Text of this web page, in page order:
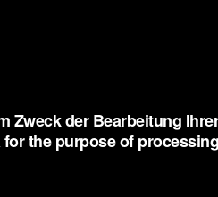
der Bearbeitung
the purpose of